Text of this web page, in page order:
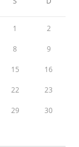
1 2
8 9
15 16
22 23
29 30